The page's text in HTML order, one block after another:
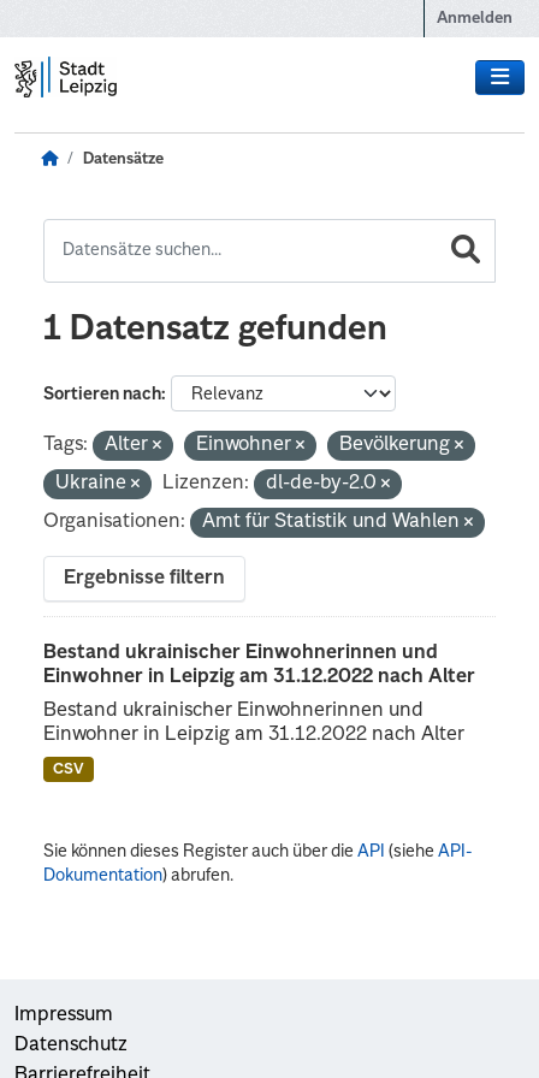
Anmelden
Datensätze
1 Datensatz gefunden
Sortieren nach
Tags: Alter Einwohner
Bevölkerung
Ukraine
Lizenzen:
dl-de-by-2.0
Organisationen:
Amt für Statistik und Wahlen
Ergebnisse filtern
Bestand ukrainischer Einwohnerinnen und
Einwohner in Leipzig am 31.12.2022 nach Alter
Bestand ukrainischer Einwohnerinnen und
Einwohner in Leipzig am 31.12.2022 nach Alter
CSV
Sie können dieses Register auch über dieAPI (sieheAPI-
Dokumentation) abrufen.
Impressum
Datenschutz